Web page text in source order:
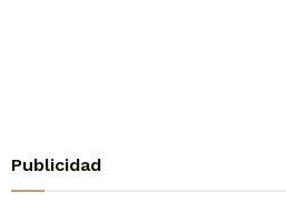
Publicidad